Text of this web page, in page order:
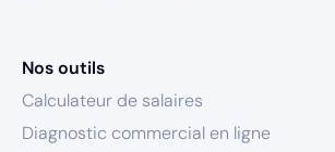
Nos outils
Calculateur de salaires
Diagnostic commercial en ligne